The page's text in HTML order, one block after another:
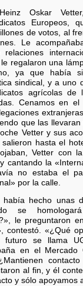
Oskar
Europeos,
de votos, al
Le
relaciones
regalaron una
ya que había
sindical, y a uno
agrícolas de
Cenamos en
que las
Vetter y sus
hasta el
Vetter con
cantando la
no estaba el
por la calle.
había hecho unas
se
le preguntaron
contestó. «¿Qué
futuro se llama
en el Mercado
al fin, y él
y sólo apoyamos